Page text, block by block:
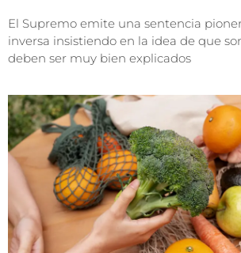
El Supremo emite una sentencia
inversa insistiendo en la idea de que
deben ser muy bien explicados